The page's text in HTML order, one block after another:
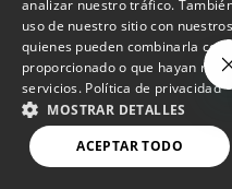
analizar nuestro tráfico.
uso de nuestro sitio con
quienes pueden combinarla con
proporcionado o que hayan
servicios. Política de privacidad
MOSTRAR DETALLES
ACEPTAR TODO